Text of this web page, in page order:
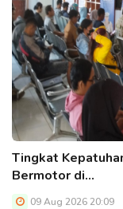
Tingkat
Bermotor di…
09 Aug 2026 20:09